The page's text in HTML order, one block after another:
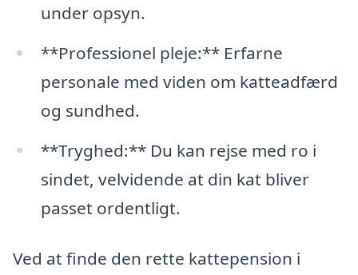
under opsyn.
**Professionel pleje:** Erfarne
personale med viden om katteadfærd
og sundhed.
**Tryghed:** Du kan rejse med ro i
sindet, velvidende at din kat bliver
passet ordentligt.
Ved at finde den rette kattepension i